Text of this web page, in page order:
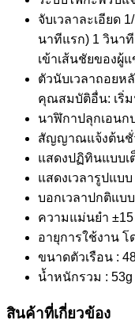
จับเวลาละเอียด
นาทีแรก) 1 วินาที
เข้าเส้นชัยของผู้
ตัวนับเวลาถอยห
คุณสมบัติอื่น: เริ่
นาฬิกาปลุกเอนก
สัญญาณแจ้งต้นชั่
แสดงปฏิทินแบบเ
แสดงเวลารูปแบ
บอกเวลาปกติแบ
ความแม่นยำ
อายุการใช้งาน
ขนาดตัวเรือน :
น้ำหนักรวม : 53g
สินค้าที่เกี่ยวข้อง